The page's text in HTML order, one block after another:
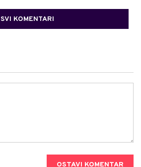
SVI KOMENTARI
OSTAVI KOMENTAR